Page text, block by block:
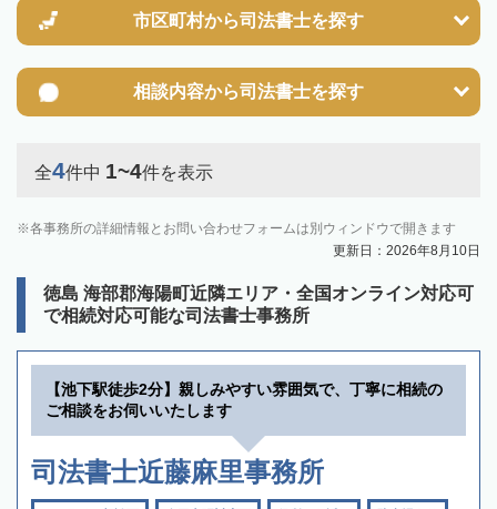
市区町村から司法書士を探す
相談内容から司法書士を探す
全4件中 1~4件を表示
各事務所の詳細情報とお問い合わせフォームは別ウィンドウで開きます
更新日：2026年8月10日
徳島 海部郡海陽町近隣エリア・全国オンライン対応可
で相続対応可能な司法書士事務所
【池下駅徒歩2分】親しみやすい雰囲気で、丁寧に相続の
ご相談をお伺いいたします
司法書士近藤麻里事務所